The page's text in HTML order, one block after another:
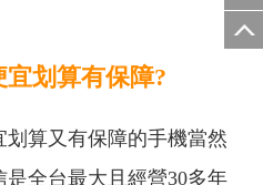
划算有保障?
算又有保障的手機當然
是全台最大且經營30多年